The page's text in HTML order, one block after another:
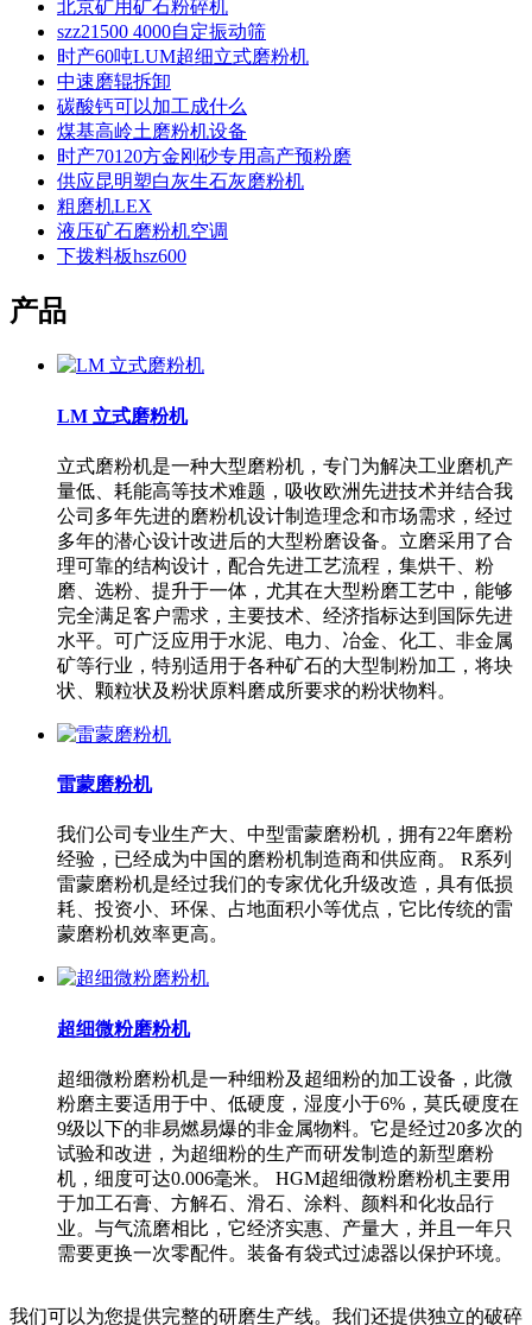
北京矿用矿石粉碎机
szz21500 4000自定振动筛
时产60吨LUM超细立式磨粉机
中速磨辊拆卸
碳酸钙可以加工成什么
煤基高岭土磨粉机设备
时产70120方金刚砂专用高产预粉磨
供应昆明塑白灰生石灰磨粉机
粗磨机LEX
液压矿石磨粉机空调
下拨料板hsz600
产品
LM 立式磨粉机
立式磨粉机是一种大型磨粉机，专门为解决工业磨机产
量低、耗能高等技术难题，吸收欧洲先进技术并结合我
公司多年先进的磨粉机设计制造理念和市场需求，经过
多年的潜心设计改进后的大型粉磨设备。立磨采用了合
理可靠的结构设计，配合先进工艺流程，集烘干、粉
磨、选粉、提升于一体，尤其在大型粉磨工艺中，能够
完全满足客户需求，主要技术、经济指标达到国际先进
水平。可广泛应用于水泥、电力、冶金、化工、非金属
矿等行业，特别适用于各种矿石的大型制粉加工，将块
状、颗粒状及粉状原料磨成所要求的粉状物料。
雷蒙磨粉机
我们公司专业生产大、中型雷蒙磨粉机，拥有22年磨粉
经验，已经成为中国的磨粉机制造商和供应商。 R系列
雷蒙磨粉机是经过我们的专家优化升级改造，具有低损
耗、投资小、环保、占地面积小等优点，它比传统的雷
蒙磨粉机效率更高。
超细微粉磨粉机
超细微粉磨粉机是一种细粉及超细粉的加工设备，此微
粉磨主要适用于中、低硬度，湿度小于6%，莫氏硬度在
9级以下的非易燃易爆的非金属物料。它是经过20多次的
试验和改进，为超细粉的生产而研发制造的新型磨粉
机，细度可达0.006毫米。 HGM超细微粉磨粉机主要用
于加工石膏、方解石、滑石、涂料、颜料和化妆品行
业。与气流磨相比，它经济实惠、产量大，并且一年只
需要更换一次零配件。装备有袋式过滤器以保护环境。
我们可以为您提供完整的研磨生产线。我们还提供独立的破碎